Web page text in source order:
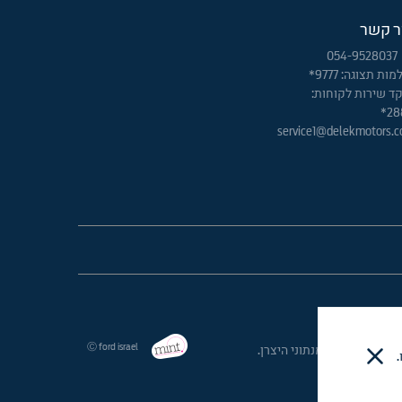
קשר
054-9528037
תצוגה: 9777*
שירות לקוחות:
גבוהה מנתוני היצרן.
Ⓒ ford israel